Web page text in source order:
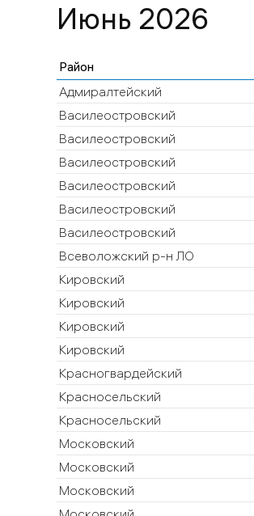
Июнь 2026
Район
Адмиралтейский
Василеостровский
Василеостровский
Василеостровский
Василеостровский
Василеостровский
Василеостровский
Всеволожский р-н ЛО
Кировский
Кировский
Кировский
Кировский
Красногвардейский
Красносельский
Красносельский
Московский
Московский
Московский